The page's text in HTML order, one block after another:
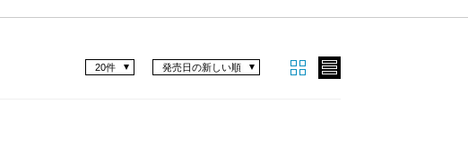
発売日の新しい順
20件